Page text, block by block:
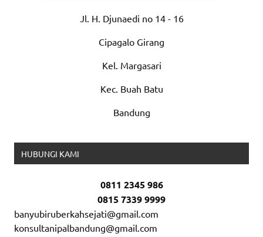
Jl. H. Djunaedi no 14 - 16
Cipagalo Girang
Kel. Margasari
Kec. Buah Batu
Bandung
HUBUNGI KAMI
0811 2345 986
0815 7339 9999
banyubiruberkahsejati@gmail.com
konsultanipalbandung@gmail.com